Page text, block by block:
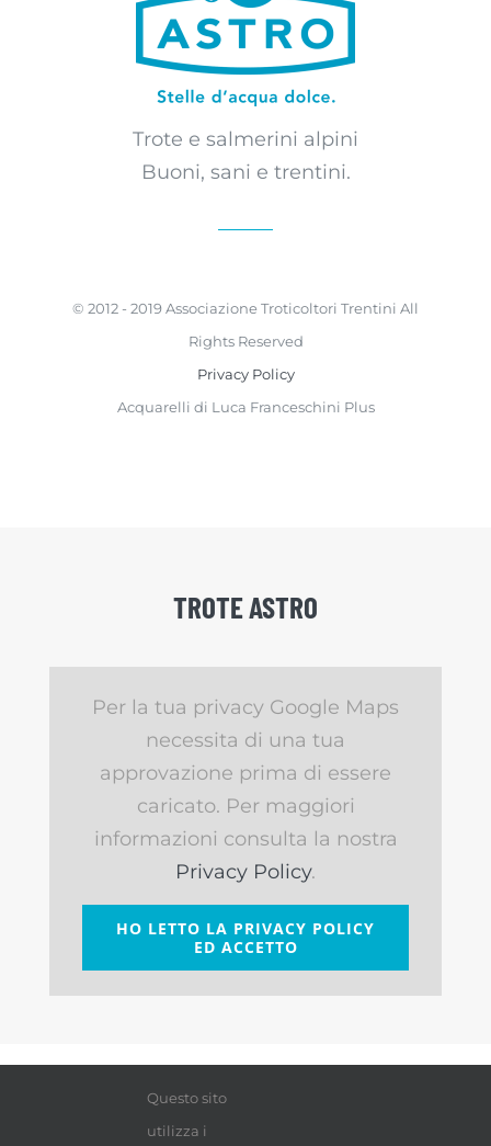
Trote e salmerini alpini
Buoni, sani e trentini.
© 2012 - 2019 Associazione Troticoltori Trentini All
Rights Reserved
Privacy Policy
Acquarelli di Luca Franceschini Plus
TROTE ASTRO
Per la tua privacy Google Maps
necessita di una tua
approvazione prima di essere
caricato. Per maggiori
informazioni consulta la nostra
Privacy Policy.
HO LETTO LA PRIVACY POLICY
ED ACCETTO
Questo sito
utilizza i